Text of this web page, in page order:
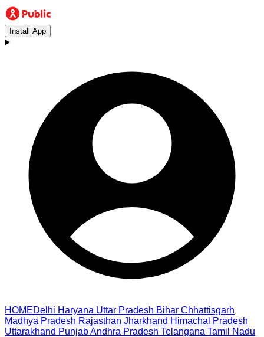
Install App
HOMEDelhi Haryana Uttar Pradesh Bihar Chhattisgarh
Madhya Pradesh Rajasthan Jharkhand Himachal Pradesh
Uttarakhand PunjabAndhra Pradesh Telangana Tamil Nadu